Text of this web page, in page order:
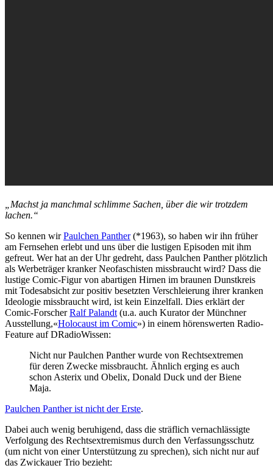
„Machst ja manchmal schlimme Sachen, über die wir trotzdem
lachen.“
So kennen wirPaulchen Panther(*1963), so haben wir ihn früher
am Fernsehen erlebt und uns über die lustigen Episoden mit ihm
gefreut. Wer hat an der Uhr gedreht, dass Paulchen Panther plötzlich
als Werbeträger kranker Neofaschisten missbraucht wird? Dass die
lustige Comic-Figur von abartigen Hirnen im braunen Dunstkreis
mit Todesabsicht zur positiv besetzten Verschleierung ihrer kranken
Ideologie missbraucht wird, ist kein Einzelfall. Dies erklärt der
Comic-ForscherRalf Palandt (u.a. auch Kurator der Münchner
Ausstellung,«Holocaust im Comic») in einem hörenswerten Radio-
Feature auf DRadioWissen:
Nicht nur Paulchen Panther wurde von Rechtsextremen
für deren Zwecke missbraucht. Ähnlich erging es auch
schon Asterix und Obelix, Donald Duck und der Biene
Maja.
Paulchen Panther ist nicht der Erste.
Dabei auch wenig beruhigend, dass die sträflich vernachlässigte
Verfolgung des Rechtsextremismus durch den Verfassungsschutz
(um nicht von einer Unterstützung zu sprechen), sich nicht nur auf
das Zwickauer Trio bezieht: